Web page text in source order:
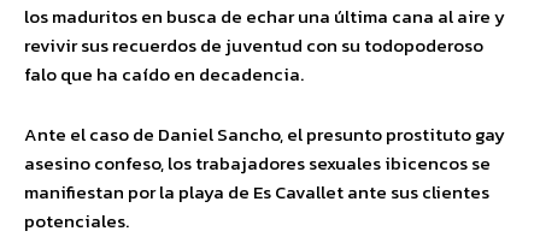
los maduritos en busca de echar una última cana al aire y
revivir sus recuerdos de juventud con su todopoderoso
falo que ha caído en decadencia.
Ante el caso de Daniel Sancho, el presunto prostituto gay
asesino confeso, los trabajadores sexuales ibicencos se
manifiestan por la playa de Es Cavallet ante sus clientes
potenciales.